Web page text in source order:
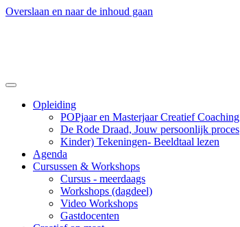
Overslaan en naar de inhoud gaan
Opleiding
POPjaar en Masterjaar Creatief Coaching
De Rode Draad, Jouw persoonlijk proces
Kinder) Tekeningen- Beeldtaal lezen
Agenda
Cursussen & Workshops
Cursus - meerdaags
Workshops (dagdeel)
Video Workshops
Gastdocenten